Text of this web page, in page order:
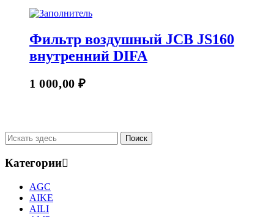
Фильтр воздушный JCB JS160
внутренний DIFA
1 000,00₽
Категории
AGC
AIKE
AILI